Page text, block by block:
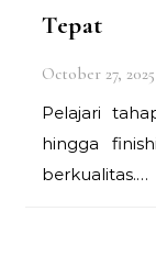
Tepat
October 27, 2025
Pelajari tahapan Cetak Motif Kain dari desain
hingga
berkualitas.…